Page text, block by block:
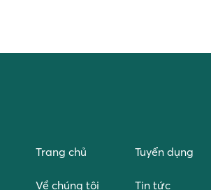
Trang chủ
Về chúng tôi
Tuyển dụng
Tin tức